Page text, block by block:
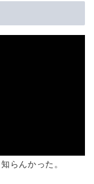
らんかった。